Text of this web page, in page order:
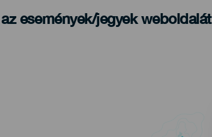
események/jegyek weboldalát